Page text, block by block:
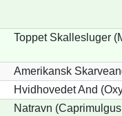
Toppet Skallesluger
Amerikansk
Hvidhovedet And
Natravn